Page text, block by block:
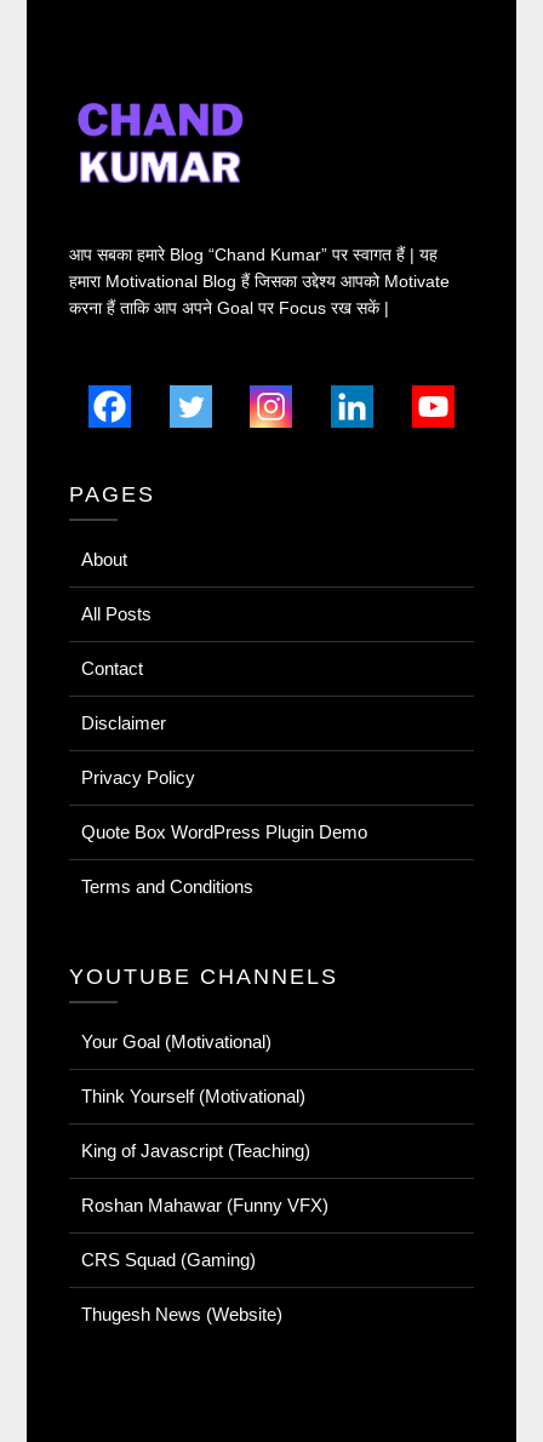
आप सबका हमारे Blog “Chand Kumar” पर स्वागत हैं | यह
हमारा Motivational Blog हैं जिसका उद्देश्य आपको Motivate
करना हैं ताकि आप अपने Goal पर Focus रख सकें |
PAGES
About
All Posts
Contact
Disclaimer
Privacy Policy
Quote Box WordPress Plugin Demo
Terms and Conditions
YOUTUBE CHANNELS
Your Goal (Motivational)
Think Yourself (Motivational)
King of Javascript (Teaching)
Roshan Mahawar (Funny VFX)
CRS Squad (Gaming)
Thugesh News (Website)